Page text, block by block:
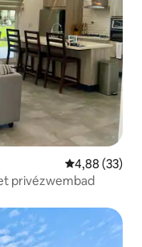
Gemiddelde
4,88 (33)
privézwembad